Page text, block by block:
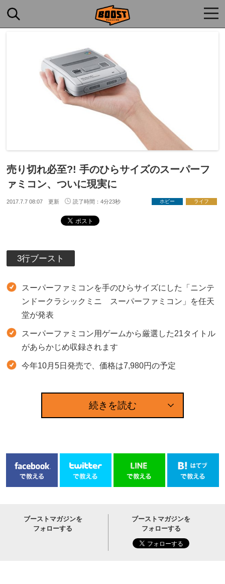
売り切れ必至?! 手のひらサイズのスーパーフ
ァミコン、ついに現実に
2017.7.7 08:07 更新 読了時間：4分23秒 ホビー ライフ
3行ブースト
スーパーファミコンを手のひらサイズにした「ニンテ
ンドークラシックミニ スーパーファミコン」を任天
堂が発表
スーパーファミコン用ゲームから厳選した21タイトル
があらかじめ収録されます
今年10月5日発売で、価格は7,980円の予定
続きを読む
ブーストマガジンを
フォローする
ブーストマガジンを
フォローする